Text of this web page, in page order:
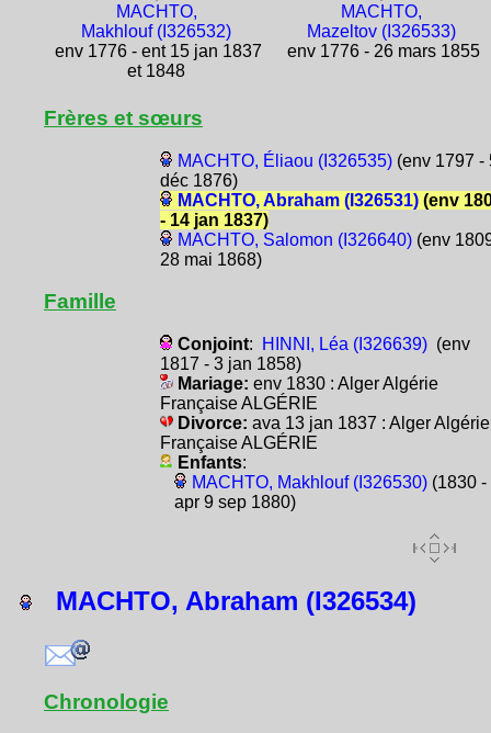
MACHTO,
Makhlouf (I326532)
env 1776 - ent 15 jan 1837
et 1848
MACHTO,
Mazeltov (I326533)
env 1776 - 26 mars 1855
Frères et sœurs
MACHTO, Éliaou (I326535)(env 1797 -
déc 1876)
MACHTO, Abraham (I326531)(env
- 14 jan 1837)
MACHTO, Salomon (I326640)(env
28 mai 1868)
Famille
Conjoint: HINNI, Léa (I326639)(env
1817 - 3 jan 1858)
Mariage: env 1830 : Alger Algérie
Française ALGÉRIE
Divorce: ava 13 jan 1837 : Alger Algérie
Française ALGÉRIE
Enfants:
MACHTO, Makhlouf (I326530)(1830 -
apr 9 sep 1880)
MACHTO, Abraham (I326534)
Chronologie